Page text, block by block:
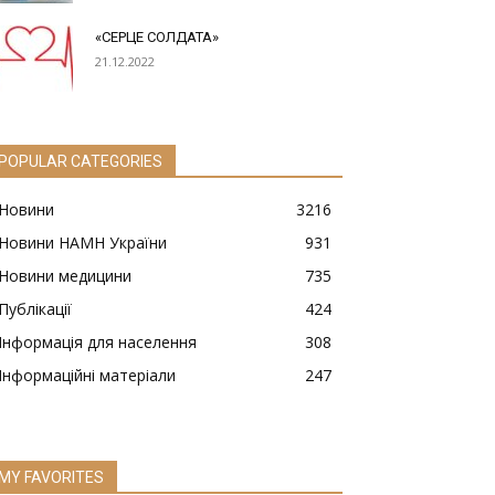
«СЕРЦЕ СОЛДАТА»
21.12.2022
POPULAR CATEGORIES
Новини
3216
Новини НАМН України
931
Новини медицини
735
Публікації
424
Інформація для населення
308
Інформаційні матеріали
247
MY FAVORITES